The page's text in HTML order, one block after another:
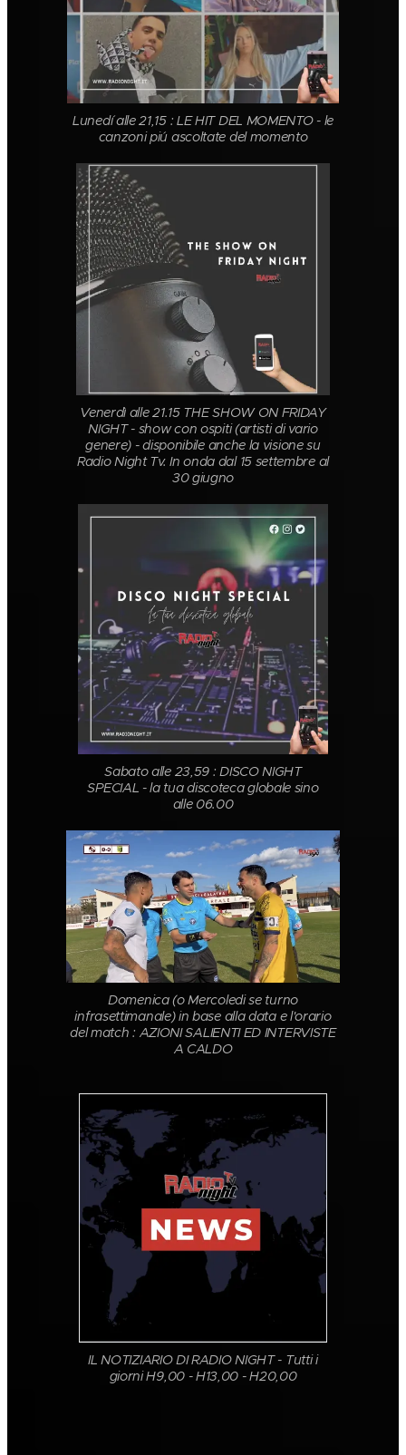
Lunedí alle 21,15 : LE HIT DEL MOMENTO - le
canzoni piú ascoltate del momento
Venerdì alle 21.15 THE SHOW ON FRIDAY
NIGHT - show con ospiti (artisti di vario
genere) - disponibile anche la visione su
Radio Night Tv. In onda dal 15 settembre al
30 giugno
Sabato alle 23,59 : DISCO NIGHT
SPECIAL - la tua discoteca globale sino
alle 06.00
Domenica (o Mercoledi se turno
infrasettimanale) in base alla data e l'orario
del match : AZIONI SALIENTI ED INTERVISTE
A CALDO
IL NOTIZIARIO DI RADIO NIGHT - Tutti i
giorni H9,00 - H13,00 - H20,00